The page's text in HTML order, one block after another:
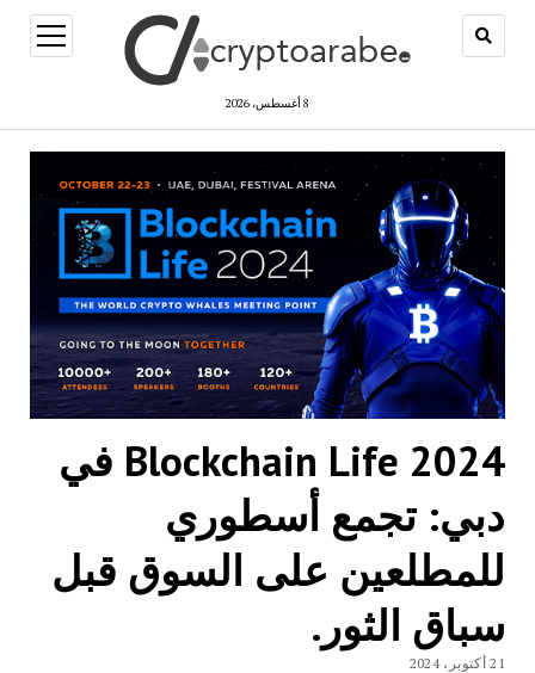
8 أغسطس، 2026
open
menu
Blockchain Life 2024 في
دبي: تجمع أسطوري
للمطلعين على السوق قبل
سباق الثور.
21 أكتوبر، 2024